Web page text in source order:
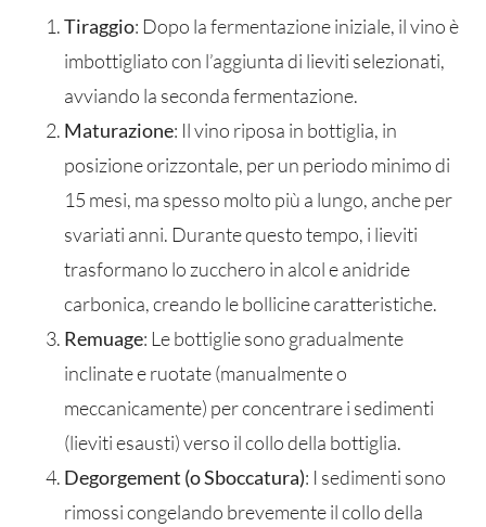
Tiraggio: Dopo la fermentazione iniziale, il vino è
imbottigliato con l’aggiunta di lieviti selezionati,
avviando la seconda fermentazione.
Maturazione: Il vino riposa in bottiglia, in
posizione orizzontale, per un periodo minimo di
15 mesi, ma spesso molto più a lungo, anche per
svariati anni. Durante questo tempo, i lieviti
trasformano lo zucchero in alcol e anidride
carbonica, creando le bollicine caratteristiche.
Remuage: Le bottiglie sono gradualmente
inclinate e ruotate (manualmente o
meccanicamente) per concentrare i sedimenti
(lieviti esausti) verso il collo della bottiglia.
Degorgement (o Sboccatura): I sedimenti sono
rimossi congelando brevemente il collo della